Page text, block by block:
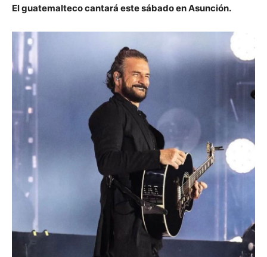
El guatemalteco cantará este sábado en Asunción.